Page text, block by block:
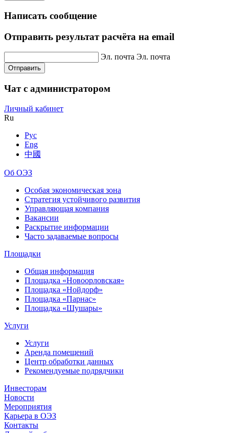
Написать сообщение
Отправить результат расчёта на email
Эл. почта Эл. почта
Отправить
Чат с администратором
Личный кабинет
Ru
Рус
Eng
中國
Об ОЭЗ
Особая экономическая зона
Стратегия устойчивого развития
Управляющая компания
Вакансии
Раскрытие информации
Часто задаваемые вопросы
Площадки
Общая информация
Площадка «Новоорловская»
Площадка «Нойдорф»
Площадка «Парнас»
Площадка «Шушары»
Услуги
Услуги
Аренда помещений
Центр обработки данных
Рекомендуемые подрядчики
Инвесторам
Новости
Мероприятия
Карьера в ОЭЗ
Контакты